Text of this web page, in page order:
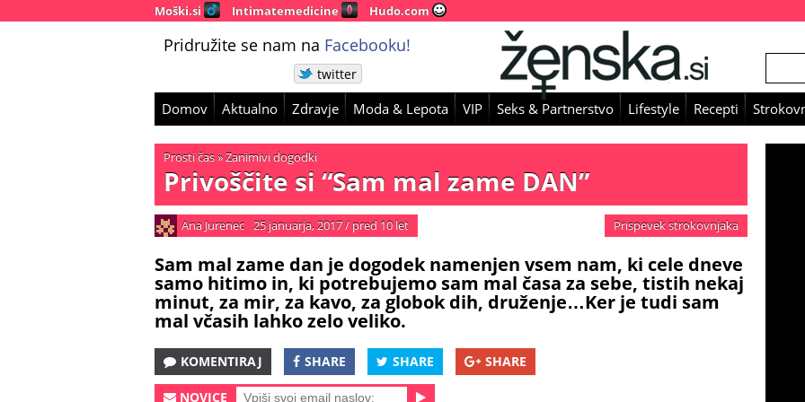
Moški.si Intimatemedicine Hudo.com
Pridružite se nam na Facebooku!
twitter
Domov Aktualno Zdravje Moda & Lepota VIP Seks & Partnerstvo Lifestyle Recepti
Prosti čas»Zanimivi dogodki
Privoščite si “Sam mal zame DAN”
Ana Jurenec 25 januarja, 2017/ pred 10 let Prispevek strokovnjaka
Sam mal zame dan je dogodek namenjen vsem nam, ki cele dneve
samo hitimo in, ki potrebujemo sam mal časa za sebe, tistih nekaj
minut, za mir, za kavo, za globok dih, druženje…Ker je tudi sam
mal včasih lahko zelo veliko.
KOMENTIRAJ SHARE SHARE SHARE
NOVICE